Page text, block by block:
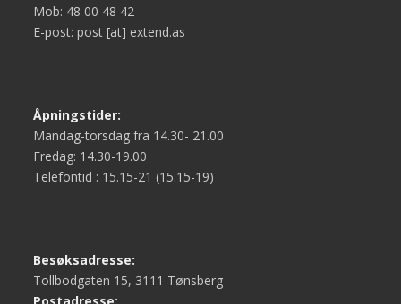
Mob: 48 00 48 42
E-post: post [at] extend.as
Åpningstider:
Mandag-torsdag fra 14.30- 21.00
Fredag: 14.30-19.00
Telefontid : 15.15-21 (15.15-19)
Besøksadresse:
Tollbodgaten 15, 3111 Tønsberg